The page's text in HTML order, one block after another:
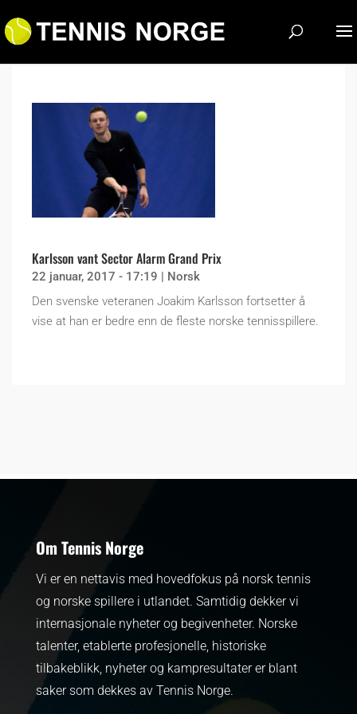
Karlsson vant Sector Alarm Grand Prix
22 januar, 2017 - 17:19 | Norsk
Den svenske veteranen Joakim Karlsson fortsetter å
vise at han er bedre enn de fleste norske tennisspillere.
Om Tennis Norge
Vi er en nettavis med hovedfokus på norsk tennis
og norske spillere i utlandet. Samtidig dekker vi
internasjonale nyheter og begivenheter. Norske
talenter, etablerte profesjonelle, historiske
tilbakeblikk, nyheter og kampresultater er blant
saker som dekkes av Tennis Norge.